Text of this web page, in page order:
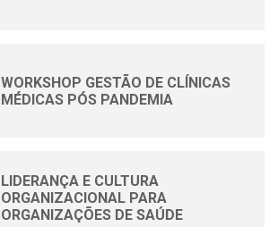
WORKSHOP GESTÃO DE CLÍNICAS
MÉDICAS PÓS PANDEMIA
LIDERANÇA E CULTURA
ORGANIZACIONAL PARA
ORGANIZAÇÕES DE SAÚDE